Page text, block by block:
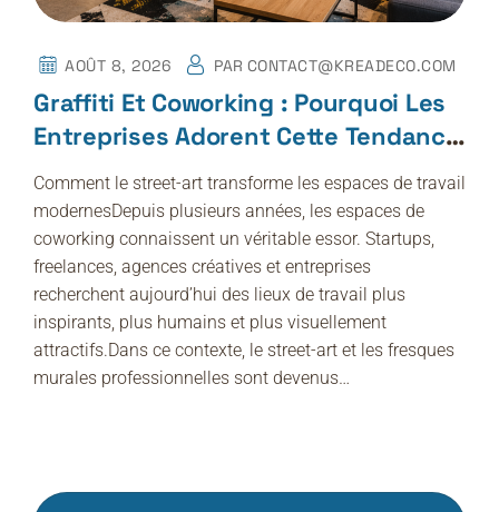
AOÛT 8, 2026 PAR CONTACT@KREADECO.COM
Graffiti Et Coworking : Pourquoi Les
Entreprises Adorent Cette Tendance
Déco
Comment le street-art transforme les espaces de travail
modernesDepuis plusieurs années, les espaces de
coworking connaissent un véritable essor. Startups,
freelances, agences créatives et entreprises
recherchent aujourd’hui des lieux de travail plus
inspirants, plus humains et plus visuellement
attractifs.Dans ce contexte, le street-art et les fresques
murales professionnelles sont devenus…